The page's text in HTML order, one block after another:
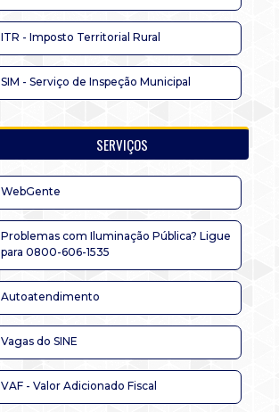
ITR - Imposto Territorial Rural
SIM - Serviço de Inspeção Municipal
SERVIÇOS
WebGente
Problemas com Iluminação Pública? Ligue
para 0800-606-1535
Autoatendimento
Vagas do SINE
VAF - Valor Adicionado Fiscal